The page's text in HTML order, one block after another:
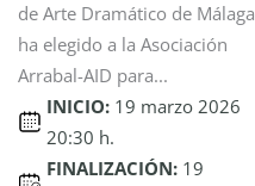
de Arte Dramático de Málaga
ha elegido a la Asociación
Arrabal-AID para...
INICIO: 19 marzo 2026
20:30 h.
FINALIZACIÓN: 19